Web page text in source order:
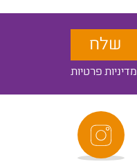
מדיניות פרטיות